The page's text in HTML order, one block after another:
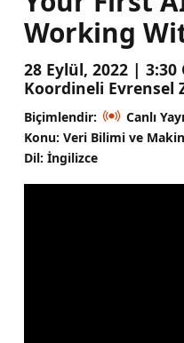
Working
28 Eylül, 2022 | 3:30
Koordineli Evrensel
Biçimlendir:
Canlı
Konu: Veri Bilimi ve
Dil: İngilizce